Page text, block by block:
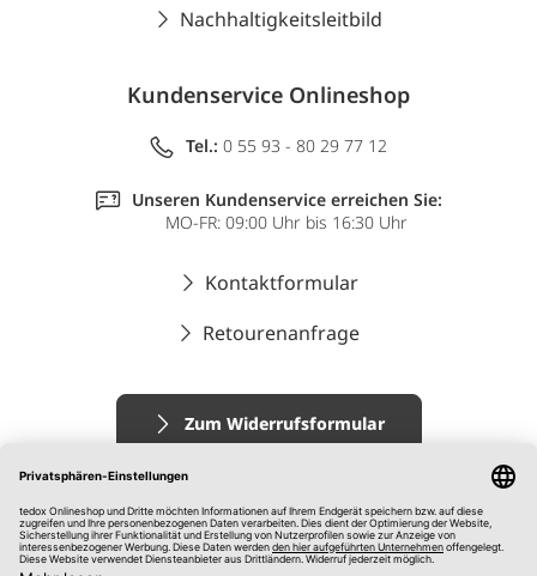
Nachhaltigkeitsleitbild
Kundenservice Onlineshop
Tel.: 0 55 93 - 80 29 77 12
Unseren Kundenservice erreichen Sie:
MO-FR: 09:00 Uhr bis 16:30 Uhr
Kontaktformular
Retourenanfrage
Zum Widerrufsformular
Impressum
AGB